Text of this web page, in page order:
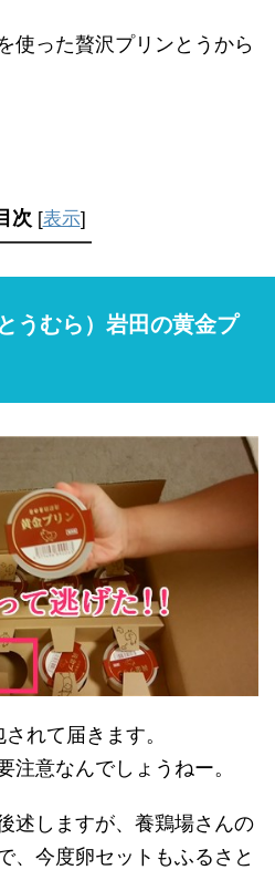
使った贅沢プリンとうから
次 [表示]
うむら）岩田の黄金プ
れて届きます。
注意なんでしょうねー。
述しますが、養鶏場さんの
、今度卵セットもふるさと